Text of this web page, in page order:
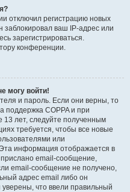
отключил регистрацию новых
заблокировал ваш IP-адрес или
зарегистрироваться.
конференции.
могу войти!
и пароль. Если они верны, то
поддержка COPPA и при
13 лет, следуйте полученным
требуется, чтобы все новые
или
информация отображается в
email-сообщение,
email-сообщение не получено,
адрес email либо он
что ввели правильный